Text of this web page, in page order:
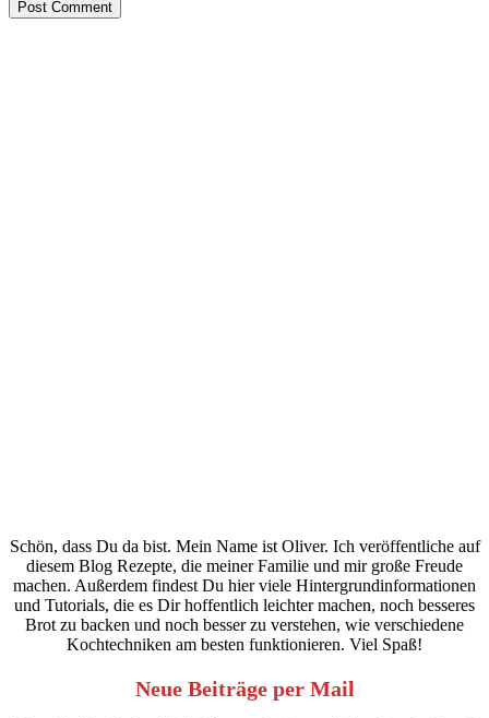
Schön, dass Du da bist. Mein Name ist Oliver. Ich veröffentliche auf
diesem Blog Rezepte, die meiner Familie und mir große Freude
machen. Außerdem findest Du hier viele Hintergrundinformationen
und Tutorials, die es Dir hoffentlich leichter machen, noch besseres
Brot zu backen und noch besser zu verstehen, wie verschiedene
Kochtechniken am besten funktionieren. Viel Spaß!
Neue Beiträge per Mail